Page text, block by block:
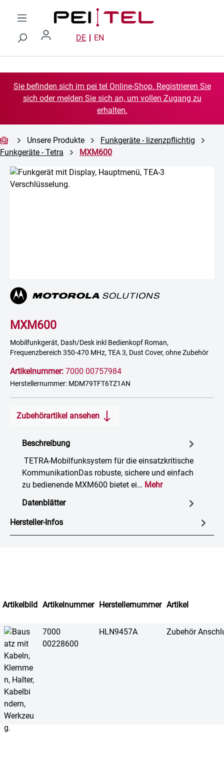
Zum Hauptinhalt springen
DE EN
Sie befinden sich im pei tel Online-Shop. Registrieren Sie
sich oder melden Sie sich an, um vollen Zugang zu
erhalten.
Unsere Produkte
Funkgeräte - lizenzpflichtig
Funkgeräte - Tetra
MXM600
Bildergalerie überspringen
MXM600
Mobilfunkgerät, Dash/Desk inkl Bedienkopf Roman,
Frequenzbereich 350-470 MHz, TEA 3, Dust Cover, ohne Zubehör
Artikelnummer: 7000 00757984
Herstellernummer: MDM79TFT6TZ1AN
Zubehörartikel ansehen
Beschreibung
TETRA-Mobilfunksystem für die einsatzkritische
KommunikationDas robuste, sichere und einfach
zu bedienende MXM600 bietet ei… Mehr
Datenblätter
Hersteller-Infos
Artikelbild Artikelnummer Herstellernummer Artikel
7000
00228600
HLN9457A Zubehör